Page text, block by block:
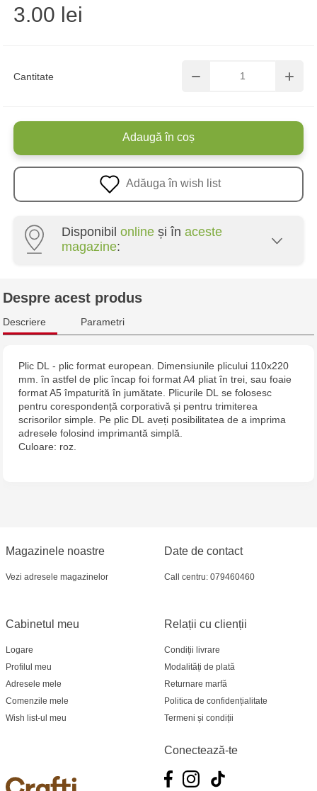
Cantitate
3.00 lei
Adaugă în coș
Adăuga în wish list
Disponibil online și în aceste
magazine:
Crafti Botanica - bd. Dacia, 49/14
Crafti Ciocana - str. Alecu Russo, 61/6
Crafti Riscani - bd. Moscova, 2
Crafti Bălți - str. Alexandru Cel Bun, 5
Crafti Comrat - str Pobeda,48
Crafti Centru - bd. Ștefan cel Mare și Sfânt,
Crafti Buiucani - str. Ion Creangă, 68/1
Crafti Ciocana- Port Mall, etajul 3
Crafti Cahul - str. 31 August 1989, 13
Despre acest produs
Descriere Parametri
Plic DL - plic format european. Dimensiunile plicului 110x220
mm. în astfel de plic încap foi format A4 pliat în trei, sau foaie
format A5 împaturită în jumătate. Plicurile DL se folosesc
pentru corespondență corporativă și pentru trimiterea
scrisorilor simple. Pe plic DL aveți posibilitatea de a imprima
adresele folosind imprimantă simplă.
Culoare: roz.
Magazinele noastre
Vezi adresele magazinelor
Relații cu clienții
Condiții livrare
Modalități de plată
Returnare marfă
Politica de confidențialitate
Termeni și condiții
Cabinetul meu
Logare
Profilul meu
Adresele mele
Comenzile mele
Wish list-ul meu
Date de contact
Call centru: 079460460
Conectează-te